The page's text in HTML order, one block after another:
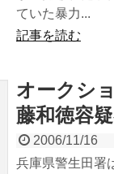
ていた暴力...
記事を読む
オークシ
藤和徳容
2006/11/16
兵庫県警生田署